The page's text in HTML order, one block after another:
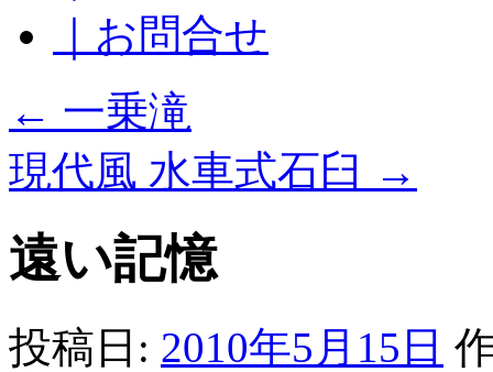
｜お問合せ
← 一乗滝
現代風 水車式石臼 →
遠い記憶
投稿日: 2010年5月15日